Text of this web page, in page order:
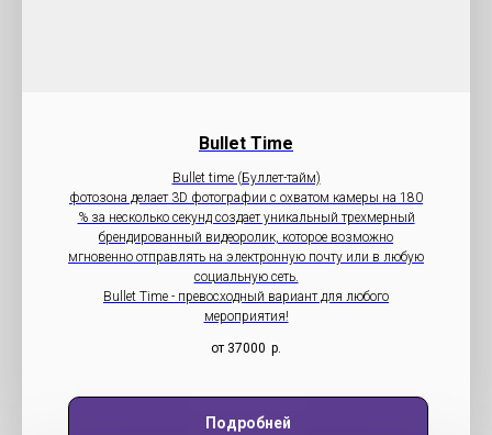
Bullet Time
Bullet time (Буллет-тайм)
фотозона делает 3D фотографии с охватом камеры на 180
% за несколько секунд создает уникальный трехмерный
брендированный видеоролик, которое возможно
мгновенно отправлять на электронную почту или в любую
социальную сеть.
Bullet Time - превосходный вариант для любого
мероприятия!
от 37000 р.
Подробней